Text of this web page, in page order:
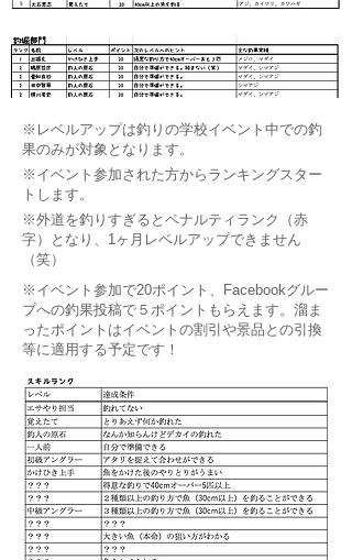
​※レベルアップは釣りの学校イベント中での釣
果のみが対象となります。
​※イベント参加された方からランキングスター
トします。
​※外道を釣りすぎるとペナルティランク（赤
字）となり、1ヶ月レベルアップできません
（笑）
​※ イベント参加で20ポイント、Facebookグルー
プへの釣果投稿で５ポイントもらえます。 ​溜ま
ったポイントはイベントの割引や景品との引換
等に適用する予定です！